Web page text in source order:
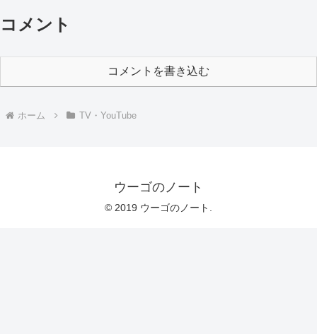
コメント
コメントを書き込む
ホーム TV・YouTube
ウーゴのノート
© 2019 ウーゴのノート.